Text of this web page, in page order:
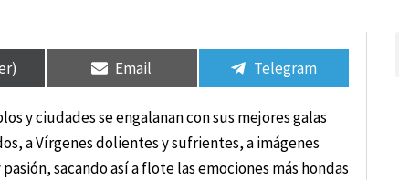
en
Email
en
Telegram
y ciudades se engalanan con sus mejores galas
a Vírgenes dolientes y sufrientes, a imágenes
sacando así a flote las emociones más hondas
en en